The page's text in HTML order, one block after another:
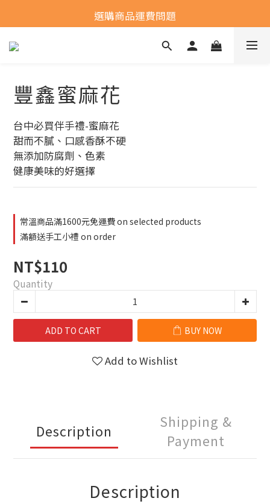
全館常溫商品滿1600元免運費
選購商品運費問題
全館常溫商品滿1600元免運費
豐鑫蜜麻花
台中必買伴手禮-蜜麻花
甜而不膩、口感香酥不硬
無添加防腐劑、色素
健康美味的好選擇
常溫商品滿1600元免運費 on selected products
滿額送手工小禮 on order
NT$110
Quantity
ADD TO CART BUY NOW
Add to Wishlist
Description
Shipping &
Payment
Description